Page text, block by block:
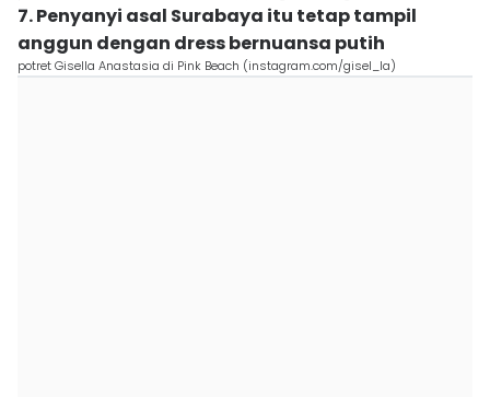
7. Penyanyi asal Surabaya itu tetap tampil
anggun dengan dress bernuansa putih
potret Gisella Anastasia di Pink Beach (instagram.com/gisel_la)